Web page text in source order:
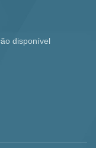
disponível